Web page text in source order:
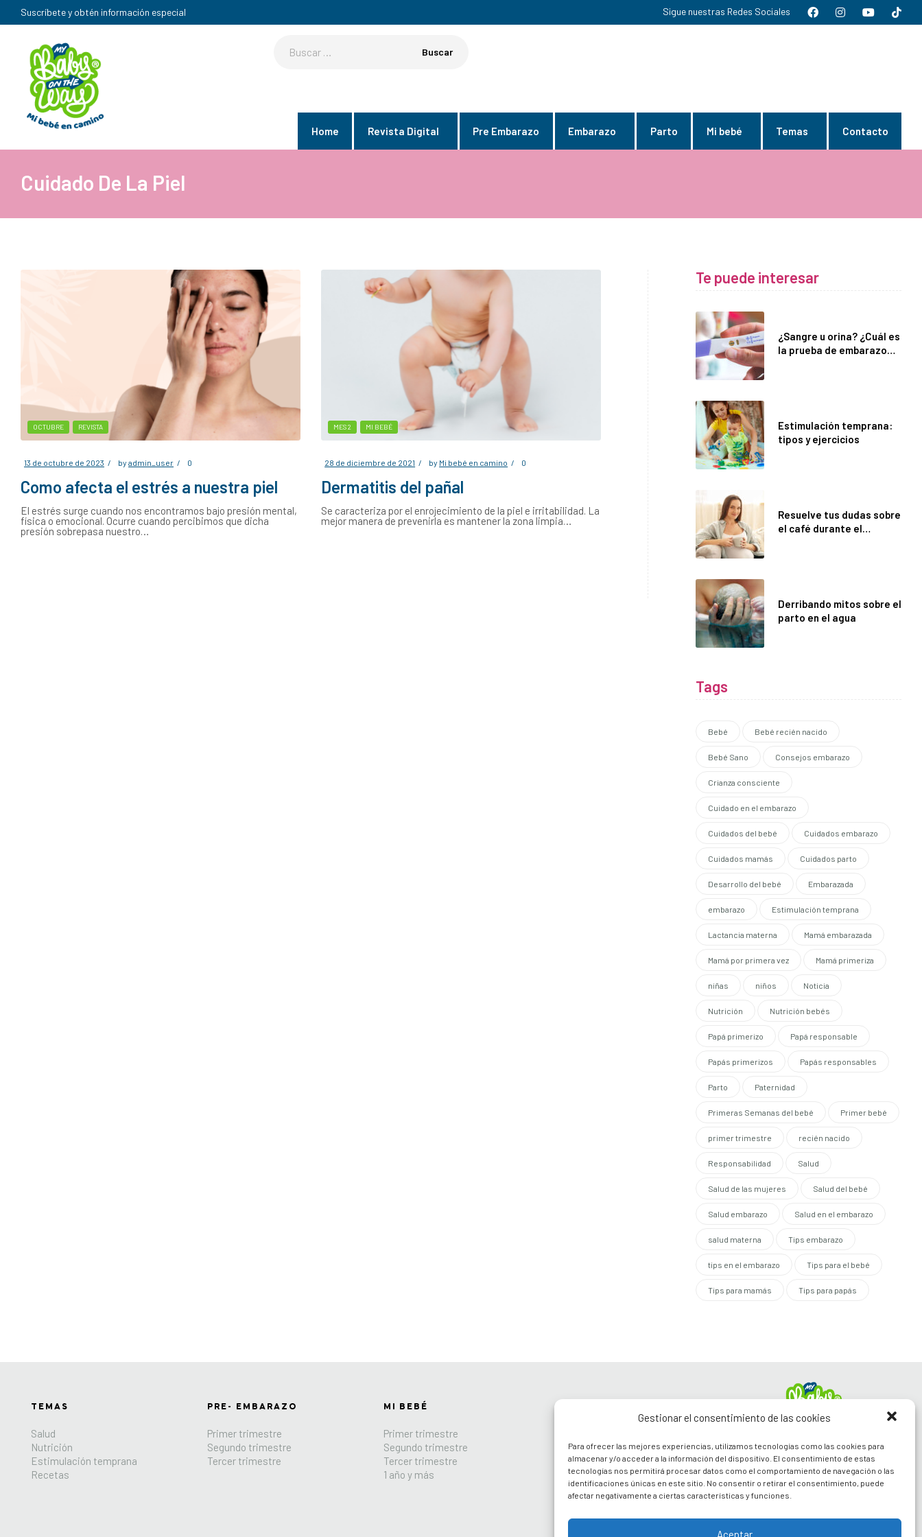
Gestionar el consentimiento de las cookies
Para ofrecer las mejores experiencias, utilizamos tecnologías como las cookies para
almacenar y/o acceder a la información del dispositivo. El consentimiento de estas
tecnologías nos permitirá procesar datos como el comportamiento de navegación o las
identificaciones únicas en este sitio. No consentir o retirar el consentimiento, puede
afectar negativamente a ciertas características y funciones.
Aceptar
Suscríbete y obtén información especial Sigue nuestras Redes Sociales
Home Revista Digital Pre Embarazo Embarazo Parto Mi bebé Temas Contacto
Cuidado De La Piel
OCTUBRE REVISTA
13 de octubre de 2023 by admin_user 0
Como afecta el estrés a nuestra piel
El estrés surge cuando nos encontramos bajo presión mental,
física o emocional. Ocurre cuando percibimos que dicha
presión sobrepasa nuestro…
MES 2 MI BEBÉ
28 de diciembre de 2021 by Mi bebé en camino 0
Dermatitis del pañal
Se caracteriza por el enrojecimiento de la piel e irritabilidad. La
mejor manera de prevenirla es mantener la zona limpia…
Te puede interesar
¿Sangre u orina? ¿Cuál es
la prueba de embarazo
Estimulación temprana:
tipos y ejercicios
Resuelve tus dudas sobre
el café durante el
Derribando mitos sobre el
parto en el agua
Tags
Bebé Bebé recién nacido
Bebé Sano Consejos embarazo
Crianza consciente
Cuidado en el embarazo
Cuidados del bebé Cuidados embarazo
Cuidados mamás Cuidados parto
Desarrollo del bebé Embarazada
embarazo Estimulación temprana
Lactancia materna Mamá embarazada
Mamá por primera vez Mamá primeriza
niñas niños Noticia
Nutrición Nutrición bebés
Papá primerizo Papá responsable
Papás primerizos Papás responsables
Parto Paternidad
Primeras Semanas del bebé Primer bebé
primer trimestre recién nacido
Responsabilidad Salud
Salud de las mujeres Salud del bebé
Salud embarazo Salud en el embarazo
salud materna Tips embarazo
tips en el embarazo Tips para el bebé
Tips para mamás Tips para papás
TEMAS
Salud
Nutrición
Estimulación temprana
Recetas
PRE- EMBARAZO
Primer trimestre
Segundo trimestre
Tercer trimestre
MI BEBÉ
Primer trimestre
Segundo trimestre
Tercer trimestre
1 año y más
Lo más nuevo
Promociones
Recetas
Síguenos en nuestras
Redes Sociales